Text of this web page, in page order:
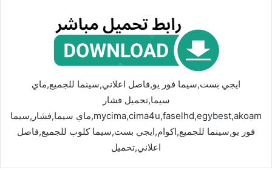
ايجي بست,سيما فور يو,فاصل اعلاني,سينما للجميع,ماي
سيما,تحميل فشار
mycima,cima4u,faselhd,egybest,akoam,ماي سيما,فشار,سيما
فور يو,سينما للجميع,اكوام,ايجي بست,سيما كلوب للجميع,فاصل
اعلاني,تحميل